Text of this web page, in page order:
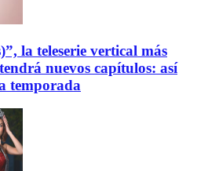
la teleserie vertical más
nuevos capítulos: así
temporada